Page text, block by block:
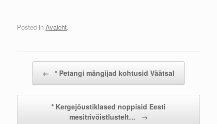
Posted in Avaleht.
← * Petangi mängijad kohtusid Väätsal
* Kergejõustiklased noppisid Eesti
mesitrivõistlustelt…
→